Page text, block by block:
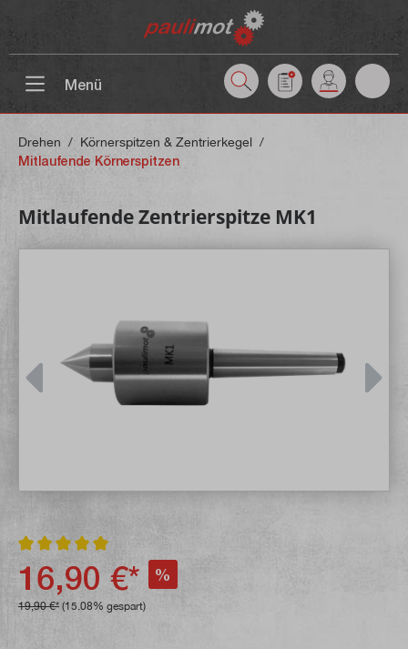
Menü
Drehen / Körnerspitzen & Zentrierkegel /
Mitlaufende Körnerspitzen
Mitlaufende Zentrierspitze MK1
Durchschnittliche Bewertung von 5 von 5 Sternen
16,90 €* %
19,90 €* (15.08% gespart)